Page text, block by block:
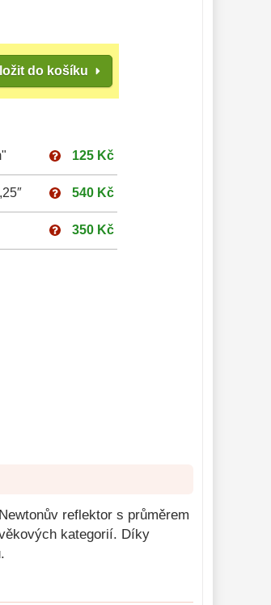
do košíku
125 Kč
540 Kč
350 Kč
reflektor s průměrem
kategorií. Díky